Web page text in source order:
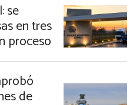
se
en tres
proceso
de